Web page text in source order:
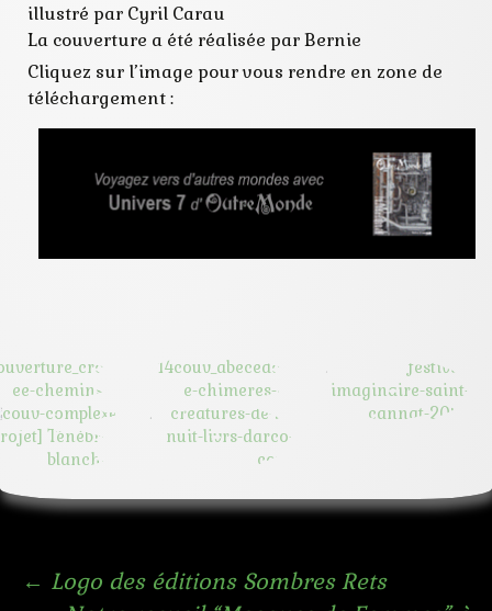
illustré par Cyril Carau
La couverture a été réalisée par Bernie
Cliquez sur l’image pour vous rendre en zone de
téléchargement :
Navigation
← Logo des éditions Sombres Rets